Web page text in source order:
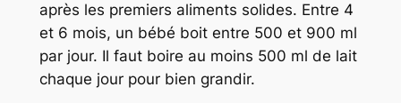
après les premiers aliments solides. Entre 4
et 6 mois, un bébé boit entre 500 et 900 ml
par jour. Il faut boire au moins 500 ml de lait
chaque jour pour bien grandir.